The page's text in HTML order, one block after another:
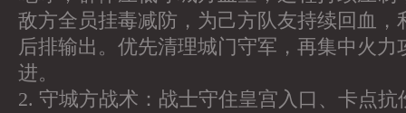
敌方全员挂毒减防，为己方队友持续回血，
后排输出。优先清理城门守军，再集中火力
进。
2. 守城方战术：战士守住皇宫入口、卡点